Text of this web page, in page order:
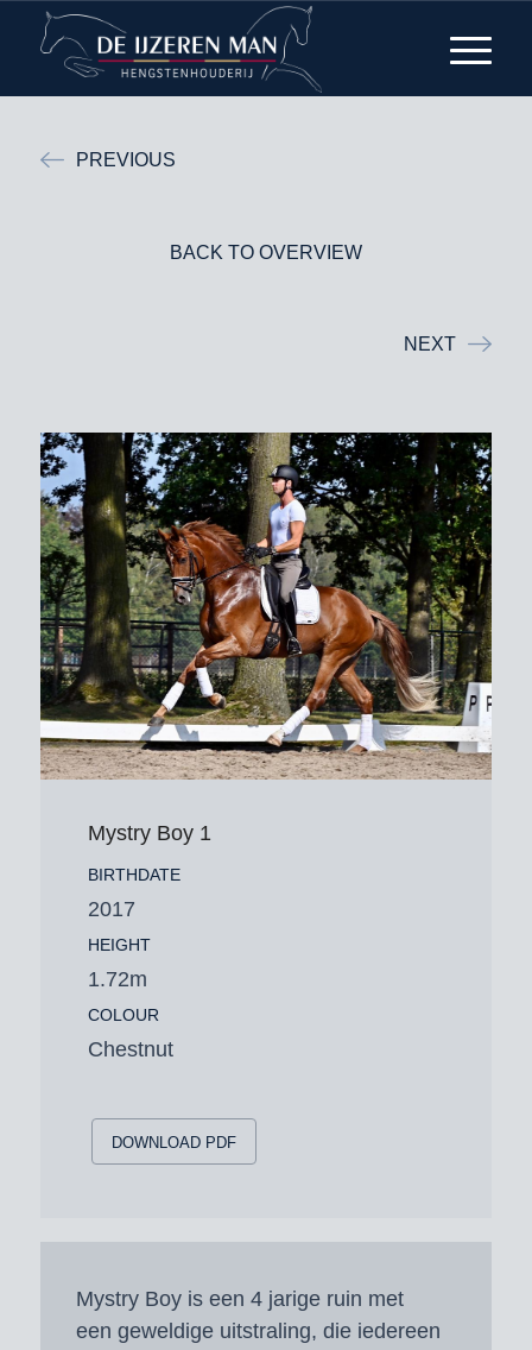
PREVIOUS
BACK TO OVERVIEW
NEXT
Mystry Boy 1
BIRTHDATE
2017
HEIGHT
1.72m
COLOUR
Chestnut
DOWNLOAD PDF
Mystry Boy is een 4 jarige ruin met
een geweldige uitstraling, die iedereen